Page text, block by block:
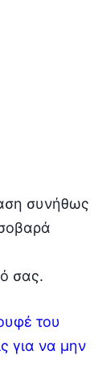
συνήθως
σας.
του
για να μην